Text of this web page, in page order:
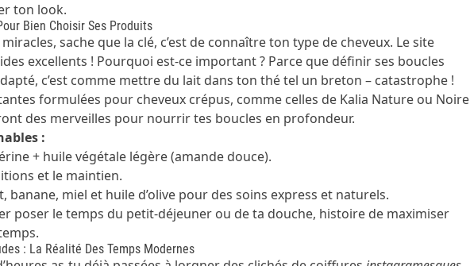
ton look.
Bien Choisir Ses Produits
sache que la clé, c’est de connaître ton type de cheveux. Le site
excellents ! Pourquoi est-ce important ? Parce que définir ses boucles
c’est comme mettre du lait dans ton thé tel un breton – catastrophe !
formulées pour cheveux crépus, comme celles de Kalia Nature ou Noire
des merveilles pour nourrir tes boucles en profondeur.
:
+ huile végétale légère (amande douce).
et le maintien.
banane, miel et huile d’olive pour des soins express et naturels.
poser le temps du petit-déjeuner ou de ta douche, histoire de maximiser
: La Réalité Des Temps Modernes